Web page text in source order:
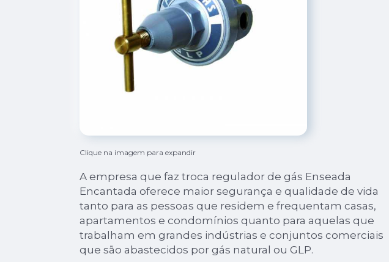
Clique na imagem para expandir
A empresa que faz troca regulador de gás Enseada
Encantada oferece maior segurança e qualidade de vida
tanto para as pessoas que residem e frequentam casas,
apartamentos e condomínios quanto para aquelas que
trabalham em grandes indústrias e conjuntos comerciais
que são abastecidos por gás natural ou GLP.